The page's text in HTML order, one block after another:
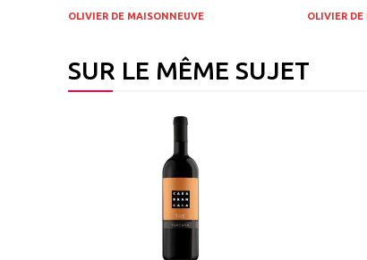
OLIVIER DE MAISONNEUVE OLIVIER
SUR LE MÊME SUJET